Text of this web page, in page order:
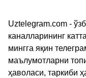
Uztelegram.com -
каналларининг
мингга яқин
маълумотларни
ҳаволаси, таркиби